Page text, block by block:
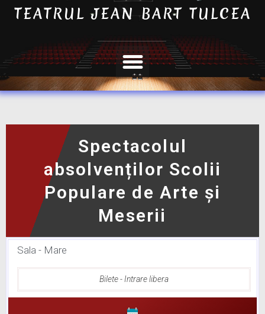
TEATRUL JEAN BART TULCEA
Spectacolul
absolvenților Scolii
Populare de Arte și
Meserii
Sala - Mare
Bilete - Intrare libera